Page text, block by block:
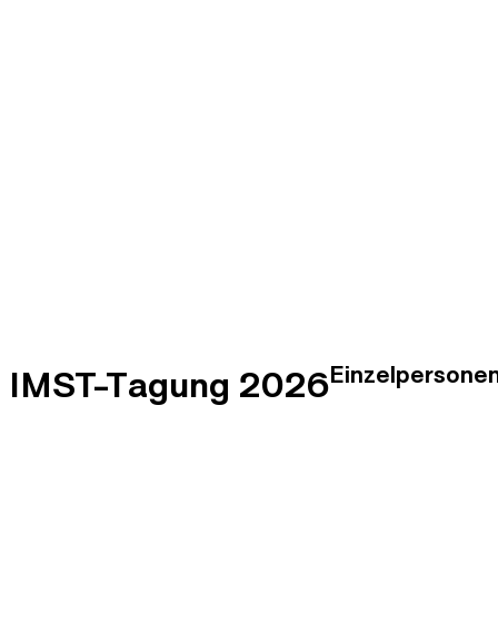
IMST-Tagung 2026